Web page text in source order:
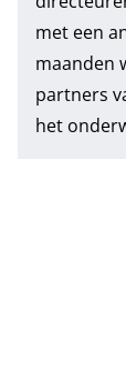
met een
maanden
partners
het